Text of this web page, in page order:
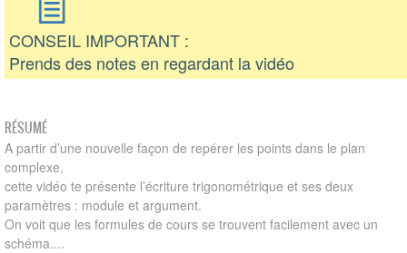
CONSEIL IMPORTANT :
Prends des notes en regardant la vidéo
RÉSUMÉ
A partir d’une nouvelle façon de repérer les points dans le plan
complexe,
cette vidéo te présente l’écriture trigonométrique et ses deux
paramètres : module et argument.
On voit que les formules de cours se trouvent facilement avec un
schéma....